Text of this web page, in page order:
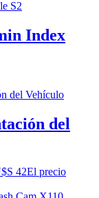
Index
del
42El precio